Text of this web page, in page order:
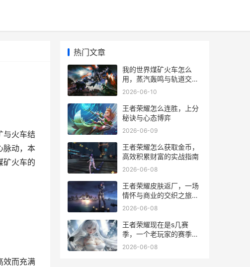
与火车结
脉动，本
矿火车的
效而充满
热门文章
我的世界煤矿火车怎么
用，蒸汽轰鸣与轨道交织
的工业诗篇
2026-06-10
王者荣耀怎么连胜，上分
秘诀与心态博弈
2026-06-09
王者荣耀怎么获取金币，
高效积累财富的实战指南
2026-06-08
王者荣耀皮肤返厂，一场
情怀与商业的交织之旅，
副标题，老玩家的珍藏记
2026-06-08
王者荣耀现在是s几赛
季，一个老玩家的赛季轮
回沉思录，副标题，时光
2026-06-08